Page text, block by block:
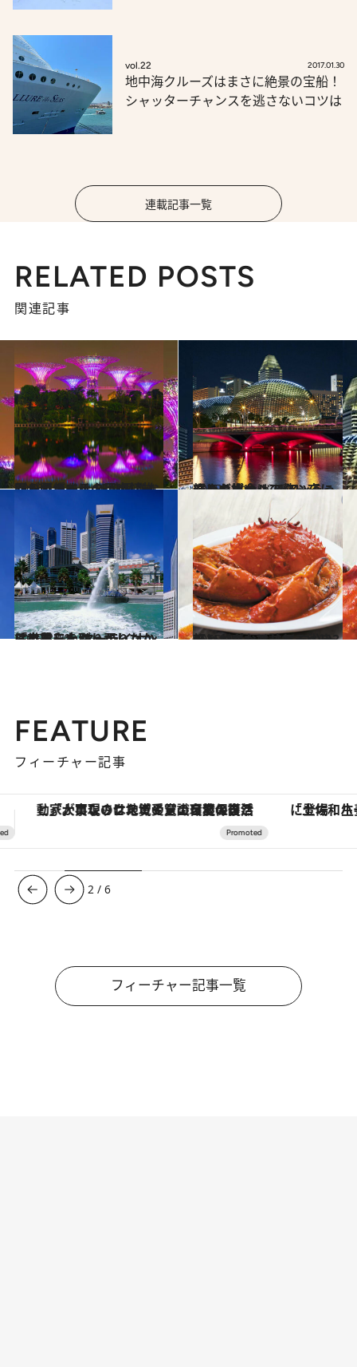
vol.22 2017.01.30
地中海クルーズはまさに絶景の宝船！
シャッターチャンスを逃さないコツは
連載記事一覧
RELATED POSTS
関連記事
2016.1.6
シンガポールの巨大植物園が駆使する SF映画さながらのハイテクノロジー
旅＆お出かけ 2015.5.11
シンガポールの熱い夜に輝きを放つ ドリアンそっくりの複合シアター
旅＆お出かけ
2015.8.10
「世界三大がっかり」から卒業した マーライオンは自尊心を取り戻したか
旅＆お出かけ 2015.9.3
シンガポールリバー沿いのヒップなエリア ロバートソンキーで訪れるべき3軒
旅＆お出かけ
FEATURE
フィーチャー記事
「土佐和ハーブかき氷」がOMO7高知に登場！生姜、山椒、大葉など目にも舌にも涼を呼ぶ郷土の味
3 /6
フィーチャー記事一覧